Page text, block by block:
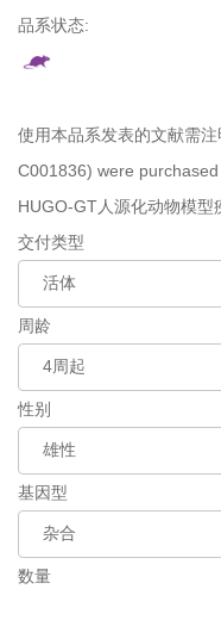
品系状态:
使用本品系发表的文献需注
C001836) were purchased
HUGO-GT人源化动物模型
交付类型
周龄
性别
基因型
数量